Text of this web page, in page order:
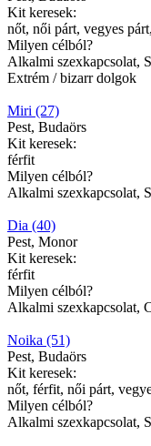
Kit keresek:
nőt, női párt, vegyes
Milyen célból?
Alkalmi szexkapcsolat,
Extrém / bizarr dolgok
Miri (27)
Pest, Budaörs
Kit keresek:
férfit
Milyen célból?
Alkalmi szexkapcsolat,
Dia (40)
Pest, Monor
Kit keresek:
férfit
Milyen célból?
Alkalmi szexkapcsolat,
Noika (51)
Pest, Budaörs
Kit keresek:
nőt, férfit, női párt,
Milyen célból?
Alkalmi szexkapcsolat,